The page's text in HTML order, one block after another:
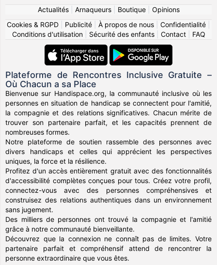
Actualités| Arnaqueurs| Boutique| Opinions
Cookies & RGPD
Publicité À propos de nous Confidentialité
Conditions d'utilisation| Sécurité des enfants| Contact| FAQ
Plateforme de Rencontres Inclusive Gratuite –
Où Chacun a sa Place
Bienvenue sur Handispace.org, la communauté inclusive où les
personnes en situation de handicap se connectent pour l'amitié,
la compagnie et des relations significatives. Chacun mérite de
trouver son partenaire parfait, et les capacités prennent de
nombreuses formes.
Notre plateforme de soutien rassemble des personnes avec
divers handicaps et celles qui apprécient les perspectives
uniques, la force et la résilience.
Profitez d'un accès entièrement gratuit avec des fonctionnalités
d'accessibilité complètes conçues pour tous. Créez votre profil,
connectez-vous avec des personnes compréhensives et
construisez des relations authentiques dans un environnement
sans jugement.
Des milliers de personnes ont trouvé la compagnie et l'amitié
grâce à notre communauté bienveillante.
Découvrez que la connexion ne connaît pas de limites. Votre
partenaire parfait et compréhensif attend de rencontrer la
personne extraordinaire que vous êtes.